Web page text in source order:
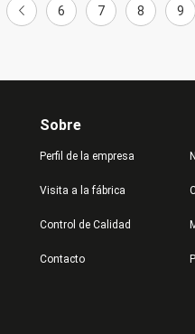
6 7 8 9
Sobre
Perfil de la empresa
Visita a la fábrica
Control de Calidad
Contacto